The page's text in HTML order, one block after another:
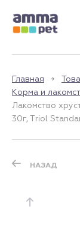
Главная
Корма и
Лакомство
30г, Тriol
НАЗАД